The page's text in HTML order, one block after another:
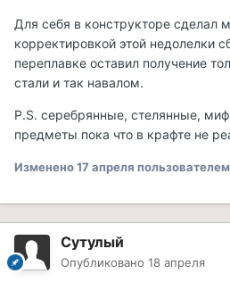
помнит мои 3000 колец!))))
сборке есть?
Интересует:
Во первых - обещали учителей
реализовали?
Во вторых - можно ли сейчас
ничего нельзя.
В третьих - можно ли сделать в
чтобы не один предмет брони
Для себя в конструкторе сделал
корректировкой этой недолелки
переплавке оставил получение
стали и так навалом.
P.S. серебрянные, стелянные,
предметы пока что в крафте не
Изменено17 апреля
Сутулый
Опубликовано 18 апреля